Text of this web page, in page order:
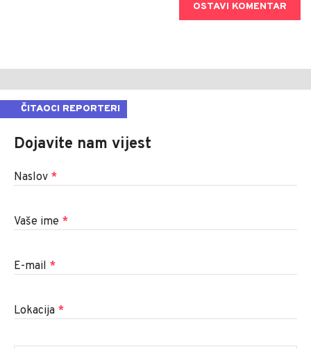
OSTAVI KOMENTAR
ČITAOCI REPORTERI
Dojavite nam vijest
Naslov *
Vaše ime *
E-mail *
Lokacija *